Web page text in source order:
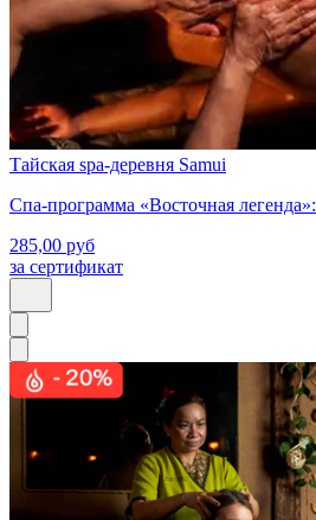
Тайская spa-деревня Samui
Спа-программа «Восточная легенда»:
285,00 руб
за сертификат